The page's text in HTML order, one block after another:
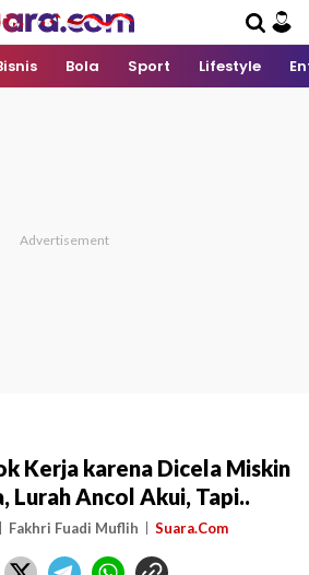
Bola Sport Lifestyle
Kerja karena Dicela Miskin
Lurah Ancol Akui, Tapi..
Fakhri Fuadi Muflih Suara.Com